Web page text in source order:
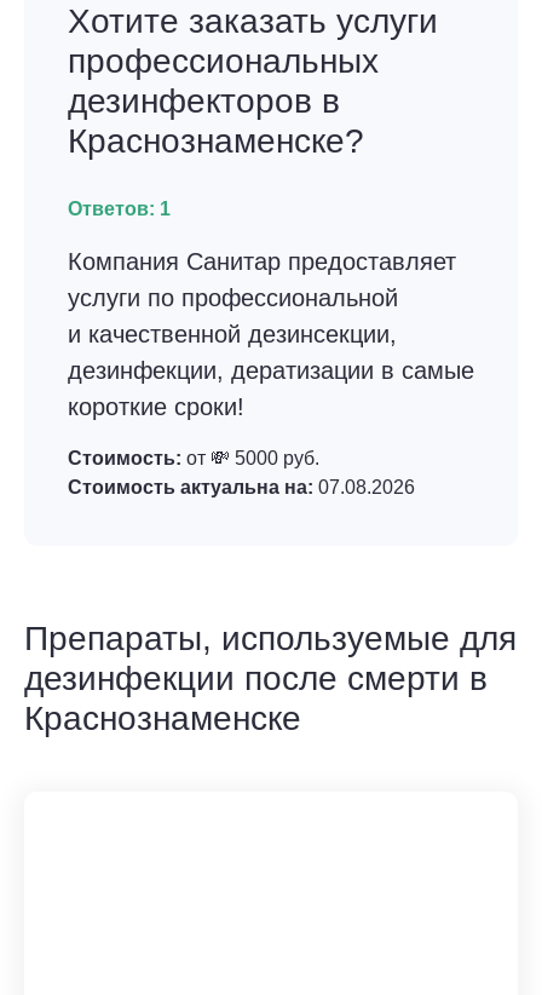
Хотите заказать услуги
профессиональных
дезинфекторов в
Краснознаменске?
Ответов: 1
Компания Санитар предоставляет
услуги по профессиональной
и качественной дезинсекции,
дезинфекции, дератизации в самые
короткие сроки!
Стоимость: от 💸 5000 руб.
Стоимость актуальна на: 07.08.2026
Препараты, используемые для
дезинфекции после смерти в
Краснознаменске